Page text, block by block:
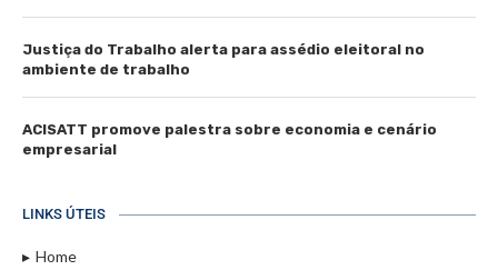
Justiça do Trabalho alerta para assédio eleitoral no
ambiente de trabalho
ACISATT promove palestra sobre economia e cenário
empresarial
LINKS ÚTEIS
Home